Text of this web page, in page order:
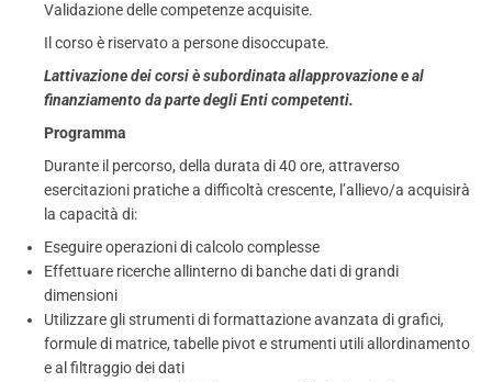
Validazione delle competenze acquisite.
Il corso è riservato a persone disoccupate.
Lattivazione dei corsi è subordinata allapprovazione e al
finanziamento da parte degli Enti competenti.
Programma
Durante il percorso, della durata di 40 ore, attraverso
esercitazioni pratiche a difficoltà crescente, l’allievo/a acquisirà
la capacità di:
Eseguire operazioni di calcolo complesse
Effettuare ricerche allinterno di banche dati di grandi
dimensioni
Utilizzare gli strumenti di formattazione avanzata di grafici,
formule di matrice, tabelle pivot e strumenti utili allordinamento
e al filtraggio dei dati